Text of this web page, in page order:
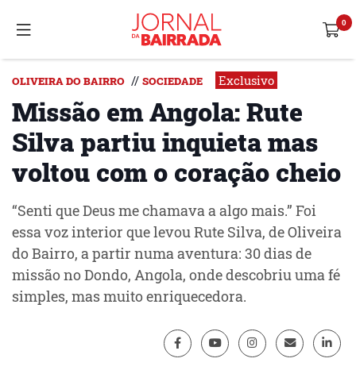
OLIVEIRA DO BAIRRO // SOCIEDADE Exclusivo
Missão em Angola: Rute
Silva partiu inquieta mas
voltou com o coração cheio
“Senti que Deus me chamava a algo mais.” Foi
essa voz interior que levou Rute Silva, de Oliveira
do Bairro, a partir numa aventura: 30 dias de
missão no Dondo, Angola, onde descobriu uma fé
simples, mas muito enriquecedora.